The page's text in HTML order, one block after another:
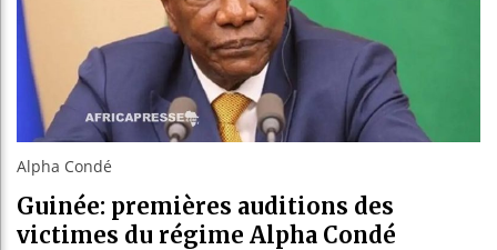
Alpha Condé
Guinée: premières auditions des
victimes du régime Alpha Condé